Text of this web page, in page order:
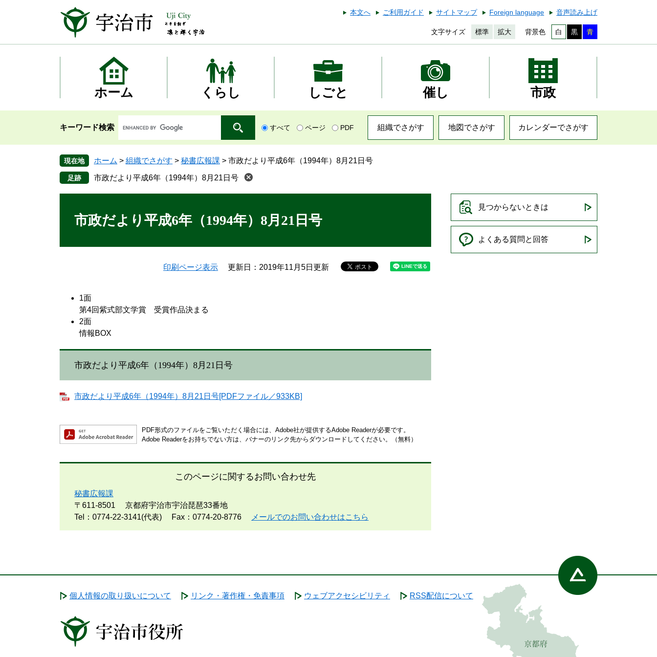
本
本文へ ご利用ガイド サイトマップ Foreign language 音声読み上げ
文字サイズ 標準 拡大 背景色 白 黒 青
ホーム くらし しごと 催し 市政
キーワード検索 すべて ページ PDF 組織でさがす 地図でさがす カレンダーでさがす
現在地 ホーム > 組織でさがす > 秘書広報課 > 市政だより平成6年（1994年）8月21日号
市政だより平成6年（1994年）8月21日号
市政だより平成6年（1994年）8月21日号
印刷ページ表示 更新日：2019年11月5日更新
1面
第4回紫式部文学賞 受賞作品決まる
2面
情報BOX
市政だより平成6年（1994年）8月21日号
市政だより平成6年（1994年）8月21日号[PDFファイル／933KB]
PDF形式のファイルをご覧いただく場合には、Adobe社が提供するAdobe Readerが必要です。
Adobe Readerをお持ちでない方は、バナーのリンク先からダウンロードしてください。（無料）
このページに関するお問い合わせ先
秘書広報課
〒611-8501
京都府宇治市宇治琵琶33番地
Tel：0774-22-3141(代表)
Fax：0774-20-8776 メールでのお問い合わせはこちら
見つからないときは
よくある質問と回答
個人情報の取り扱いについて リンク・著作権・免責事項 ウェブアクセシビリティ RSS配信について